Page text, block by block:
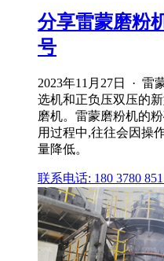
分享雷蒙磨粉
号
2023年11月27日 · 雷
选机和正负压双压的
磨机。雷蒙磨粉机的
用过程中,往往会因操
量降低。
联系电话: 180 3780